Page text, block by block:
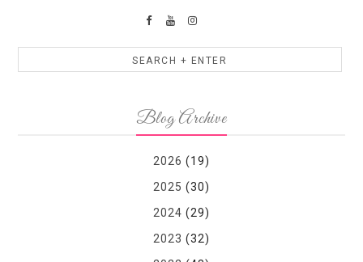
Blog Archive
2026 (19)
2025 (30)
2024 (29)
2023 (32)